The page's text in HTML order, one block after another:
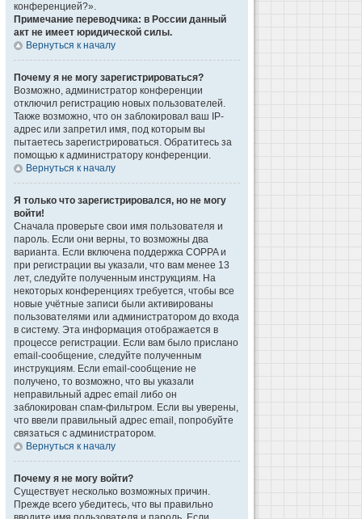
конференцией?».
Примечание переводчика: в России данный
акт не имеет юридической силы.
Вернуться к началу
Почему я не могу зарегистрироваться?
Возможно, администратор конференции
отключил регистрацию новых пользователей.
Также возможно, что он заблокировал ваш IP-
адрес или запретил имя, под которым вы
пытаетесь зарегистрироваться. Обратитесь за
помощью к администратору конференции.
Вернуться к началу
Я только что зарегистрировался, но не могу
войти!
Сначала проверьте свои имя пользователя и
пароль. Если они верны, то возможны два
варианта. Если включена поддержка COPPA и
при регистрации вы указали, что вам менее 13
лет, следуйте полученным инструкциям. На
некоторых конференциях требуется, чтобы все
новые учётные записи были активированы
пользователями или администратором до входа
в систему. Эта информация отображается в
процессе регистрации. Если вам было прислано
email-сообщение, следуйте полученным
инструкциям. Если email-сообщение не
получено, то возможно, что вы указали
неправильный адрес email либо он
заблокирован спам-фильтром. Если вы уверены,
что ввели правильный адрес email, попробуйте
связаться с администратором.
Вернуться к началу
Почему я не могу войти?
Существует несколько возможных причин.
Прежде всего убедитесь, что вы правильно